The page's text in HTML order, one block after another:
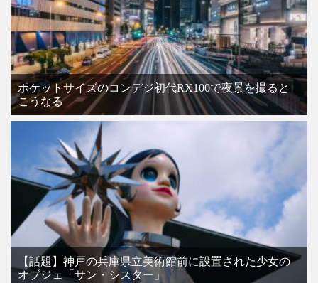
ポケットサイズのコンデジ初代RX100で夜景を撮ると
こうなる
【話題】神戸の兵庫県立美術館前に設置された少女の
オブジェ「サン・シスター」